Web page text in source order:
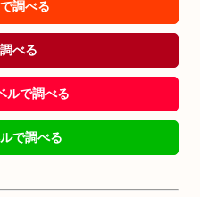
調べる
べる
ルで調べる
で調べる